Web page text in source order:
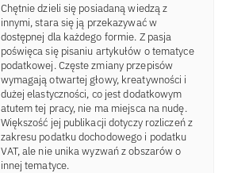
Chętnie dzieli się posiadaną wiedzą z
innymi, stara się ją przekazywać w
dostępnej dla każdego formie. Z pasja
poświęca się pisaniu artykułów o tematyce
podatkowej. Częste zmiany przepisów
wymagają otwartej głowy, kreatywności i
dużej elastyczności, co jest dodatkowym
atutem tej pracy, nie ma miejsca na nudę.
Większość jej publikacji dotyczy rozliczeń z
zakresu podatku dochodowego i podatku
VAT, ale nie unika wyzwań z obszarów o
innej tematyce.